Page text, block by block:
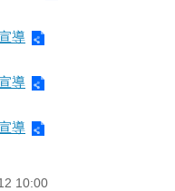
導
導
導
10:00